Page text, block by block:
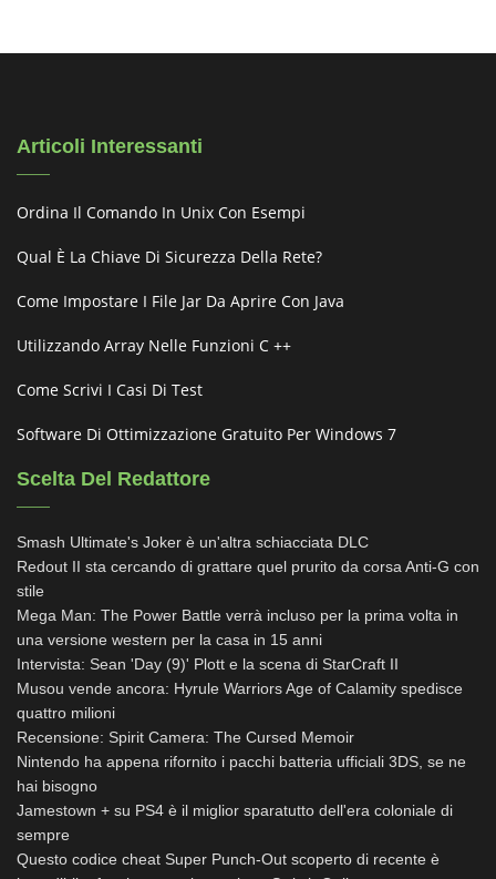
Articoli Interessanti
Ordina Il Comando In Unix Con Esempi
Qual È La Chiave Di Sicurezza Della Rete?
Come Impostare I File Jar Da Aprire Con Java
Utilizzando Array Nelle Funzioni C ++
Come Scrivi I Casi Di Test
Software Di Ottimizzazione Gratuito Per Windows 7
Scelta Del Redattore
Smash Ultimate's Joker è un'altra schiacciata DLC
Redout II sta cercando di grattare quel prurito da corsa Anti-G con
stile
Mega Man: The Power Battle verrà incluso per la prima volta in
una versione western per la casa in 15 anni
Intervista: Sean 'Day (9)' Plott e la scena di StarCraft II
Musou vende ancora: Hyrule Warriors Age of Calamity spedisce
quattro milioni
Recensione: Spirit Camera: The Cursed Memoir
Nintendo ha appena rifornito i pacchi batteria ufficiali 3DS, se ne
hai bisogno
Jamestown + su PS4 è il miglior sparatutto dell'era coloniale di
sempre
Questo codice cheat Super Punch-Out scoperto di recente è